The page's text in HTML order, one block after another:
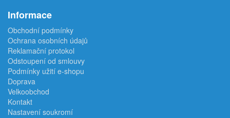
Informace
Obchodní podmínky
Ochrana osobních údajů
Reklamační protokol
Odstoupení od smlouvy
Podmínky užití e-shopu
Doprava
Velkoobchod
Kontakt
Nastavení soukromí